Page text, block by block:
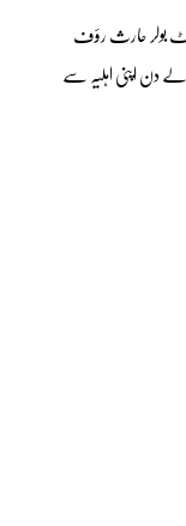
بولر حارث رؤف
دن اپنی اہلیہ سے